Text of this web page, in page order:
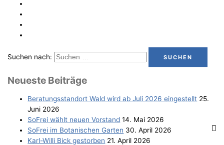
Suchen nach:
Neu­es­te Beiträge
Bera­tungs­stand­ort Wald wird ab Juli 2026 eingestellt 25.
Juni 2026
SoFrei wählt neu­en Vorstand 14. Mai 2026
SoFrei im Bota­ni­schen Garten 30. April 2026
Karl-Wil­li Bick gestorben 21. April 2026